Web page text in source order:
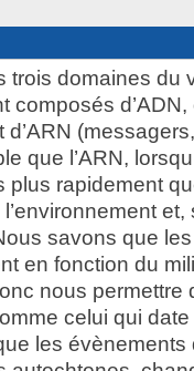
trois domaines du
composés d’ADN,
d’ARN
que l’ARN,
plus rapidement
savons que
en fonction du
nous permettre
celui qui
les évènements